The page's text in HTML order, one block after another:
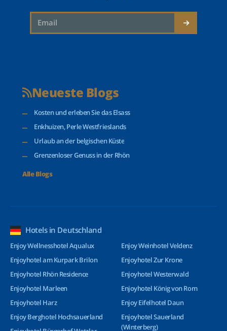
Neueste Blogs
Kosten und erleben Sie das Elsass
Enkhuizen, Perle Westfrieslands
Urlaub an der belgischen Küste
Grenzenloser Genuss in der Rhön
Alle Blogs
Hotels in Deutschland
Enjoy Wellnesshotel Aqualux
Enjoyhotel am Kurpark Brilon
Enjoyhotel Rhön Residence
Enjoyhotel Marleen
Enjoyhotel Harz
Enjoy Berghotel Hochsauerland
Enjoy Weinhotel Veldenz
Enjoyhotel Zur Krone
Enjoyhotel Westerwald
Enjoyhotel König von Rom
Enjoy Eifelhotel Daun
Enjoyhotel Sauerland
(Winterberg)